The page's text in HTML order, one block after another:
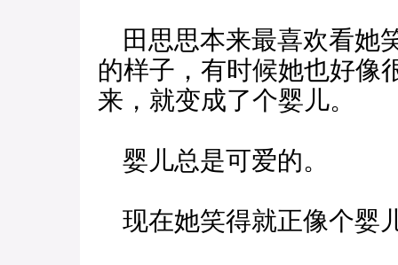
田思思本来最喜欢看她
的样子，有时候她也好像
来，就变成了个婴儿。
婴儿总是可爱的。
现在她笑得就正像个婴